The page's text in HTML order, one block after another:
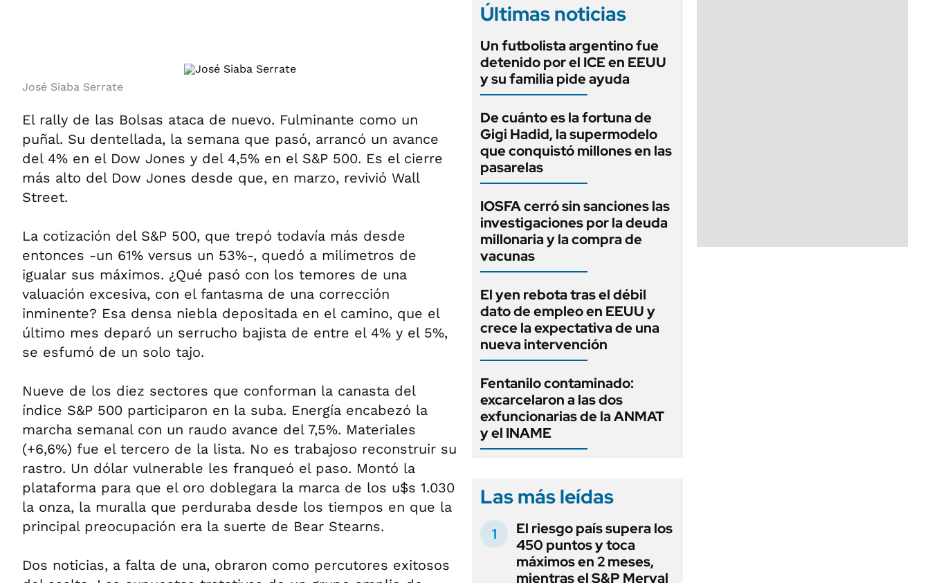
José Siaba Serrate
El rally de las Bolsas ataca de nuevo. Fulminante como un
puñal. Su dentellada, la semana que pasó, arrancó un avance
del 4% en el Dow Jones y del 4,5% en el S&P 500. Es el cierre
más alto del Dow Jones desde que, en marzo, revivió Wall
Street.
La cotización del S&P 500, que trepó todavía más desde
entonces -un 61% versus un 53%-, quedó a milímetros de
igualar sus máximos. ¿Qué pasó con los temores de una
valuación excesiva, con el fantasma de una corrección
inminente? Esa densa niebla depositada en el camino, que el
último mes deparó un serrucho bajista de entre el 4% y el 5%,
se esfumó de un solo tajo.
Nueve de los diez sectores que conforman la canasta del
índice S&P 500 participaron en la suba. Energía encabezó la
marcha semanal con un raudo avance del 7,5%. Materiales
(+6,6%) fue el tercero de la lista. No es trabajoso reconstruir su
rastro. Un dólar vulnerable les franqueó el paso. Montó la
plataforma para que el oro doblegara la marca de los u$s 1.030
la onza, la muralla que perduraba desde los tiempos en que la
principal preocupación era la suerte de Bear Stearns.
Dos noticias, a falta de una, obraron como percutores exitosos
Últimas noticias
Un futbolista argentino fue
detenido por el ICE en EEUU
y su familia pide ayuda
De cuánto es la fortuna de
Gigi Hadid, la supermodelo
que conquistó millones en las
pasarelas
IOSFA cerró sin sanciones las
investigaciones por la deuda
millonaria y la compra de
vacunas
El yen rebota tras el débil
dato de empleo en EEUU y
crece la expectativa de una
nueva intervención
Fentanilo contaminado:
excarcelaron a las dos
exfuncionarias de la ANMAT
y el INAME
Las más leídas
El riesgo país supera los
450 puntos y toca
máximos en 2 meses,
mientras el S&P Merval